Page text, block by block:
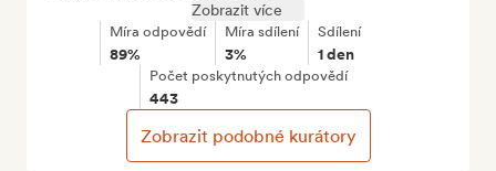
Zobrazit více
Míra odpovědí
89%
Míra sdílení
3%
Sdílení
1 den
Počet poskytnutých odpovědí
443
Zobrazit podobné kurátory